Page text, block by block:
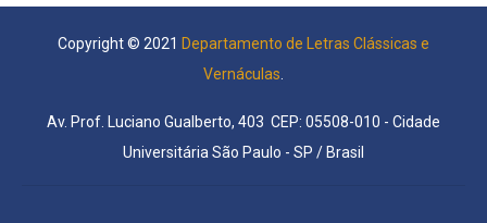
Copyright © 2021 Departamento de Letras Clássicas e
Vernáculas
Av. Prof. Luciano Gualberto, 403 CEP: 05508-010 - Cidade
Universitária São Paulo - SP / Brasil